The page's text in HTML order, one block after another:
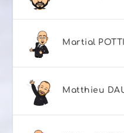
Martial
Matthieu